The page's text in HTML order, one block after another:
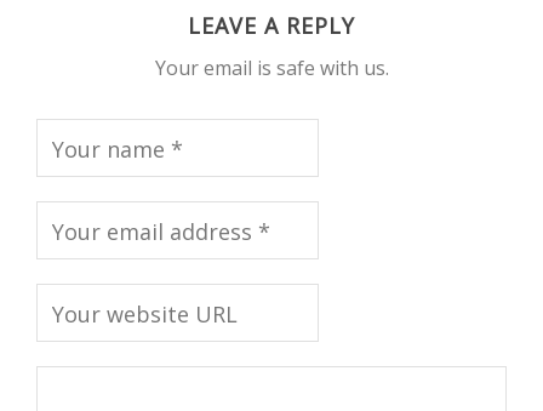
LEAVE A REPLY
Your email is safe with us.